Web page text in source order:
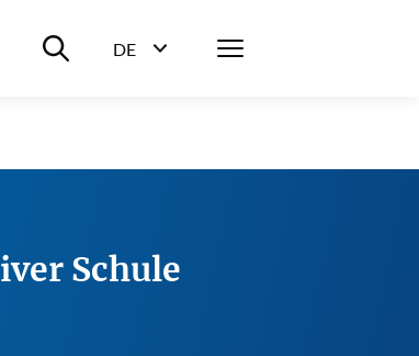
Suche ein-/ausblenden
DE
Menü
Schule